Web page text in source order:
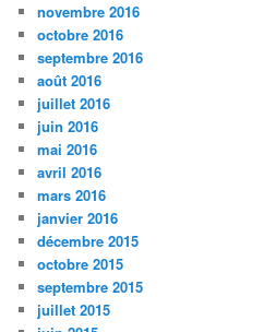
novembre 2016
octobre 2016
septembre 2016
août 2016
juillet 2016
juin 2016
mai 2016
avril 2016
mars 2016
janvier 2016
décembre 2015
octobre 2015
septembre 2015
juillet 2015